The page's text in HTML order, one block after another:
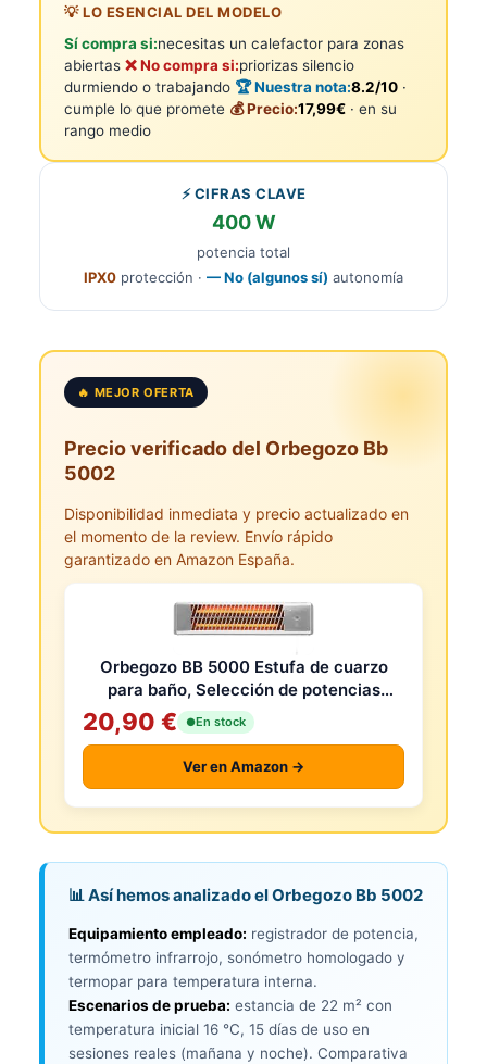
💡 LO ESENCIAL DEL MODELO
Sí compra si:necesitas un calefactor para zonas
abiertas ❌ No compra si:priorizas silencio
durmiendo o trabajando 🏆 Nuestra nota:8.2/10 ·
cumple lo que promete 💰 Precio:17,99€ · en su
rango medio
⚡ CIFRAS CLAVE
400 W
potencia total
IPX0 protección · — No (algunos sí) autonomía
🔥 MEJOR OFERTA
Precio verificado del Orbegozo Bb
5002
Disponibilidad inmediata y precio actualizado en
el momento de la review. Envío rápido
garantizado en Amazon España.
Orbegozo BB 5000 Estufa de cuarzo
para baño, Selección de potencias
mediante tirador, Emisión instantánea
de c
20,90 € En stock
Ver en Amazon →
📊 Así hemos analizado el Orbegozo Bb 5002
Equipamiento empleado: registrador de potencia,
termómetro infrarrojo, sonómetro homologado y
termopar para temperatura interna.
Escenarios de prueba: estancia de 22 m² con
temperatura inicial 16 °C, 15 días de uso en
sesiones reales (mañana y noche). Comparativa